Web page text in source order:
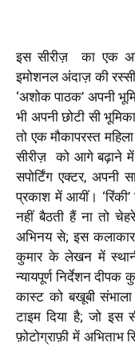
इस सीरीज़ का एक
इमोशनल अंदाज़ की रस्सी
‘अशोक पाठक’ अपनी
भी अपनी छोटी सी
तो एक मौकापरस्त महिला
सीरीज़ को आगे बढ़ाने में
सपोर्टिंग एक्टर,
प्रकाश में आयीं। ‘रिंकी’
नहीं बैठती हैं ना तो
अभिनय से; इस
कुमार के लेखन में
न्यायपूर्ण निर्देशन दीपक
कास्ट को बखूबी
टाइम दिया है; जो इस
फ़ोटोग्राफ़ी में अभिताभ